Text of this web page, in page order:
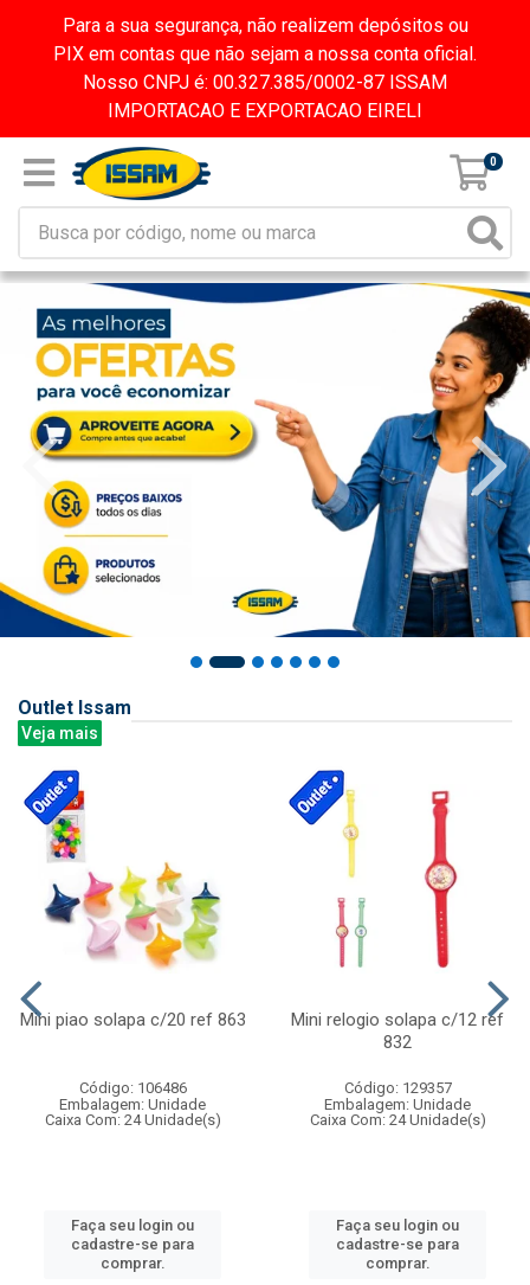
Para a sua segurança, não realizem depósitos ou
PIX em contas que não sejam a nossa conta oficial.
Nosso CNPJ é: 00.327.385/0002-87 ISSAM
IMPORTACAO E EXPORTACAO EIRELI
0
Outlet Issam
Veja mais
Mini piao solapa c/20 ref 863
Código: 106486
Embalagem: Unidade
Caixa Com: 24 Unidade(s)
Faça seu login ou
cadastre-se para
comprar.
Mini relogio solapa c/12 ref
832
Código: 129357
Embalagem: Unidade
Caixa Com: 24 Unidade(s)
Faça seu login ou
cadastre-se para
comprar.